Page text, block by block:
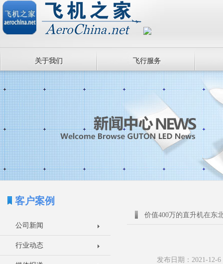
关于我们 飞行服务
客户案例
公司新闻
行业动态
价值400万的直升机在东
发布日期：2021-12-